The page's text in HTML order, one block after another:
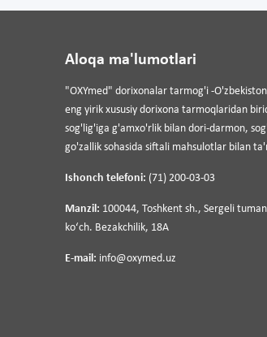
Aloqa ma'lumotlari
"OXYmed" dorixonalar tarmog'i -
eng yirik xususiy dorixona tarmoqlaridan
sog'lig'iga g'amxo'rlik bilan dori-darmon,
go'zallik sohasida siftali mahsulotlar bilan
Ishonch telefoni: (71) 200-03-03
Manzil: 100044, Toshkent sh., Sergeli
koʻch. Bezakchilik, 18A
E-mail: info@oxymed.uz